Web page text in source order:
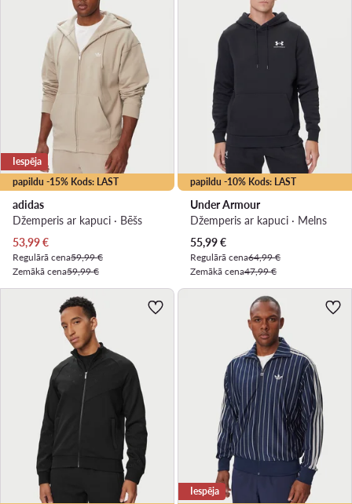
papildu -15% Kods: LAST
Iespēja
adidas
Džemperis ar kapuci · Bēšs
Pašreizējā cena
53,99€
Regulārā cena59,99 €
Zemākā cena59,99 €
papildu -10% Kods: LAST
Under Armour
Džemperis ar kapuci · Melns
Pašreizējā cena
55,99€
Regulārā cena64,99 €
Zemākā cena47,99 €
Iespēja